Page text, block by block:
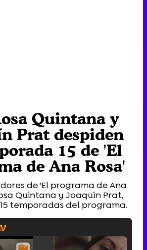
Quintana y
Prat despiden
15 de 'El
de Ana Rosa'
de 'El programa de Ana
Quintana y Joaquín Prat,
temporadas del programa.